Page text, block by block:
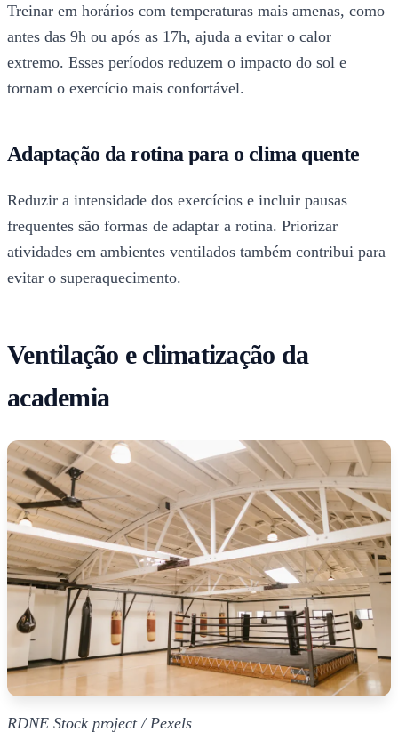
Treinar em horários com temperaturas mais amenas, como
antes das 9h ou após as 17h, ajuda a evitar o calor
extremo. Esses períodos reduzem o impacto do sol e
tornam o exercício mais confortável.
Adaptação da rotina para o clima quente
Reduzir a intensidade dos exercícios e incluir pausas
frequentes são formas de adaptar a rotina. Priorizar
atividades em ambientes ventilados também contribui para
evitar o superaquecimento.
Ventilação e climatização da
academia
RDNE Stock project / Pexels